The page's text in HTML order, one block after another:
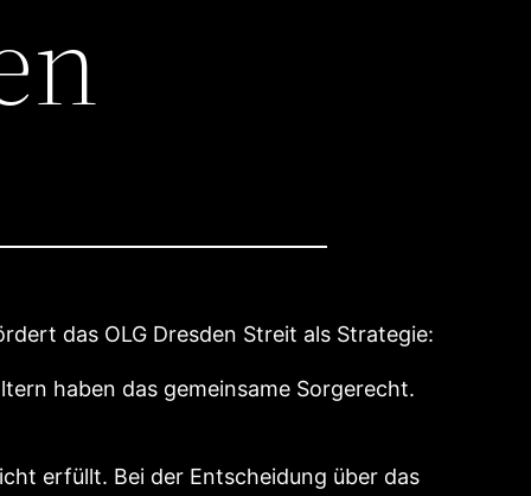
das OLG Dresden Streit als Strategie:
haben das gemeinsame Sorgerecht.
erfüllt. Bei der Entscheidung über das